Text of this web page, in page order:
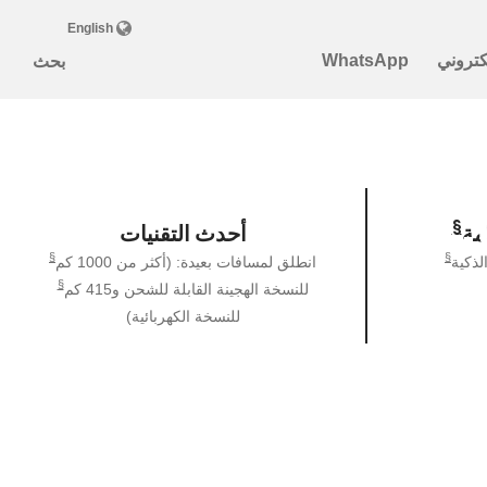
§
§
أحدث التقنيات
انطلق لمسافات بعيدة: (أكثر من 1000 كم §
للنسخة الهجينة القابلة للشحن و415 كم §
للنسخة الكهربائية)